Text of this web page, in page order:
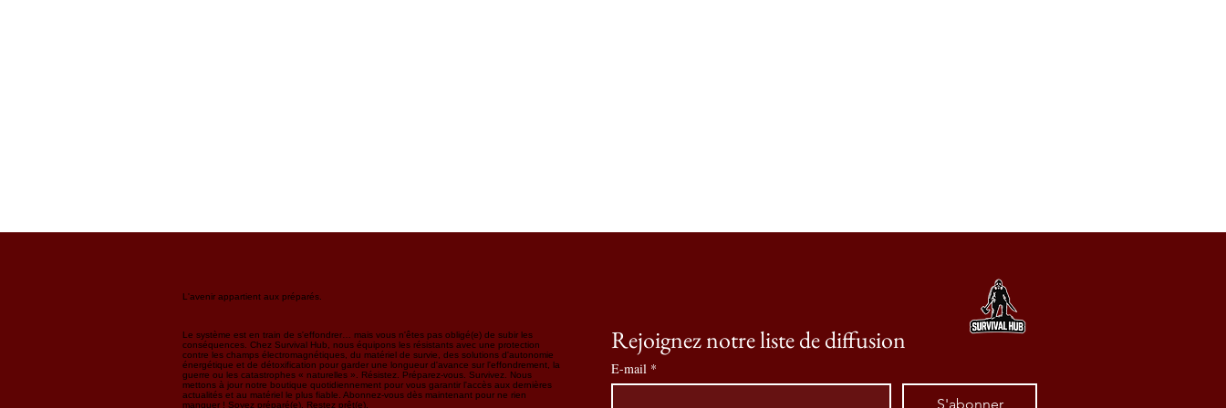
L'avenir appartient aux préparés.
Le système est en train de s'effondrer… mais vous n'êtes pas obligé(e) de subir les
conséquences. Chez Survival Hub, nous équipons les résistants avec une protection
contre les champs électromagnétiques, du matériel de survie, des solutions d'autonomie
énergétique et de détoxification pour garder une longueur d'avance sur l'effondrement, la
guerre ou les catastrophes « naturelles ». Résistez. Préparez-vous. Survivez. Nous
mettons à jour notre boutique quotidiennement pour vous garantir l'accès aux dernières
actualités et au matériel le plus fiable. Abonnez-vous dès maintenant pour ne rien
manquer ! Soyez préparé(e). Restez prêt(e).
Rejoignez notre liste de diffusion
E-mail *
S'abonner